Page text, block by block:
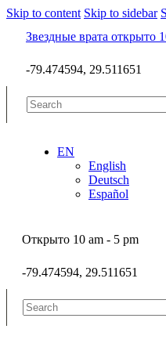
Skip to content Skip to sidebar
Звездные врата открыто
-79.474594, 29.511651
EN
English
Deutsch
Español
Открыто 10 am - 5 pm
-79.474594, 29.511651